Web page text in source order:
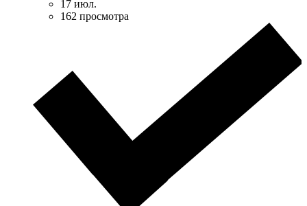
17 июл.
162 просмотра